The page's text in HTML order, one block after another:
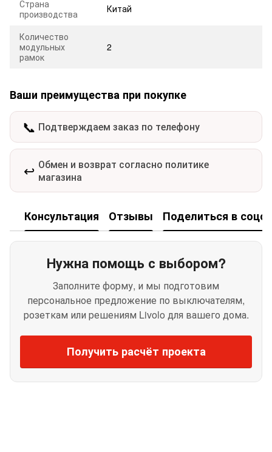
Страна
производства
Китай
Количество
модульных
рамок
2
Ваши преимущества при покупке
📞 Подтверждаем заказ по телефону
↩️ Обмен и возврат согласно политике
магазина
Консультация Отзывы Поделиться в
Нужна помощь с выбором?
Заполните форму, и мы подготовим
персональное предложение по выключателям,
розеткам или решениям Livolo для вашего дома.
Получить расчёт проекта